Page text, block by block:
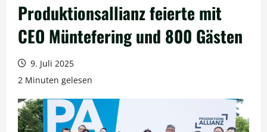
Produktionsallianz feierte mit
CEO Müntefering und 800 Gästen
9. Juli 2025
2 Minuten gelesen